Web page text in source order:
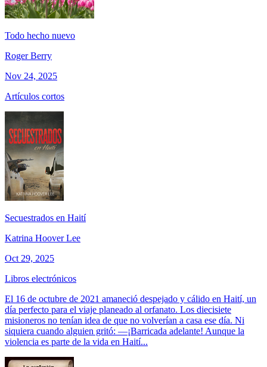
Todo hecho nuevo
Roger Berry
Nov 24, 2025
Artículos cortos
Secuestrados en Haití
Katrina Hoover Lee
Oct 29, 2025
Libros electrónicos
El 16 de octubre de 2021 amaneció despejado y cálido en Haití, un
día perfecto para el viaje planeado al orfanato. Los diecisiete
misioneros no tenían idea de que no volverían a casa ese día. Ni
siquiera cuando alguien gritó: —¡Barricada adelante! Aunque la
violencia es parte de la vida en Haití...